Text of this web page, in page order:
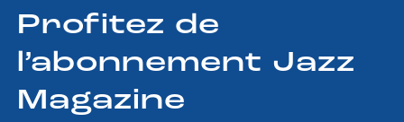
Profitez de
l’abonnement Jazz
Magazine